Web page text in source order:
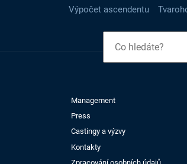
Výpočet ascendentu
Management
Press
Castingy a výzvy
Kontakty